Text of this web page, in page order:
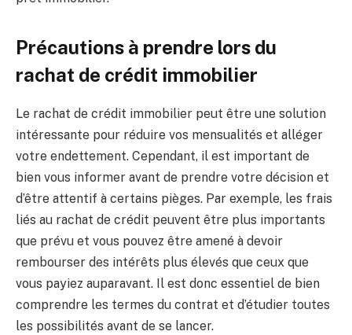
Précautions à prendre lors du
rachat de crédit immobilier
Le rachat de crédit immobilier peut être une solution
intéressante pour réduire vos mensualités et alléger
votre endettement. Cependant, il est important de
bien vous informer avant de prendre votre décision et
d’être attentif à certains pièges. Par exemple, les frais
liés au rachat de crédit peuvent être plus importants
que prévu et vous pouvez être amené à devoir
rembourser des intérêts plus élevés que ceux que
vous payiez auparavant. Il est donc essentiel de bien
comprendre les termes du contrat et d’étudier toutes
les possibilités avant de se lancer.